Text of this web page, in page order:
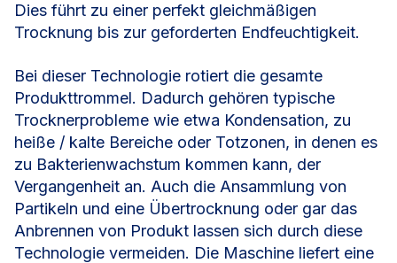
Dies führt zu einer perfekt gleichmäßigen
Trocknung bis zur geforderten Endfeuchtigkeit.
Bei dieser Technologie rotiert die gesamte
Produkttrommel. Dadurch gehören typische
Trocknerprobleme wie etwa Kondensation, zu
heiße / kalte Bereiche oder Totzonen, in denen es
zu Bakterienwachstum kommen kann, der
Vergangenheit an. Auch die Ansammlung von
Partikeln und eine Übertrocknung oder gar das
Anbrennen von Produkt lassen sich durch diese
Technologie vermeiden. Die Maschine liefert eine